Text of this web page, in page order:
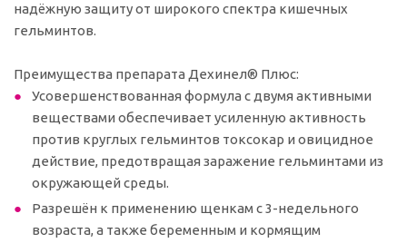
надёжную защиту от широкого спектра кишечных
гельминтов.
Преимущества препарата Дехинел® Плюс:
Усовершенствованная формула с двумя активными
веществами обеспечивает усиленную активность
против круглых гельминтов токсокар и овицидное
действие, предотвращая заражение гельминтами из
окружающей среды.
Разрешён к применению щенкам с 3-недельного
возраста, а также беременным и кормящим